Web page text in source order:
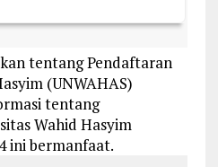
tentang Pendaftaran
(UNWAHAS)
tentang
Wahid Hasyim
ini bermanfaat.